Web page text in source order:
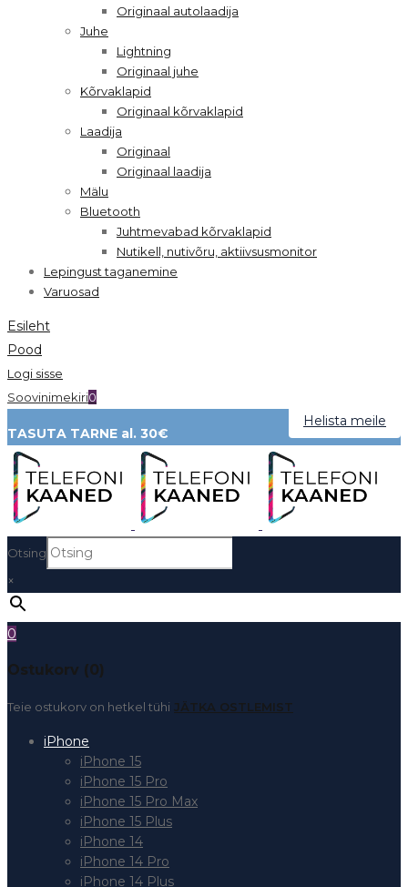
Originaal autolaadija
Juhe
Lightning
Originaal juhe
Kõrvaklapid
Originaal kõrvaklapid
Laadija
Originaal
Originaal laadija
Mälu
Bluetooth
Juhtmevabad kõrvaklapid
Nutikell, nutivõru, aktiivsusmonitor
Lepingust taganemine
Varuosad
Esileht
Pood
Logi sisse
Soovinimekiri0
TASUTA TARNE al. 30€
Helista meile
Otsing
×
0
Ostukorv (0)
Teie ostukorv on hetkel tühi JÄTKA OSTLEMIST
iPhone
iPhone 15
iPhone 15 Pro
iPhone 15 Pro Max
iPhone 15 Plus
iPhone 14
iPhone 14 Pro
iPhone 14 Plus